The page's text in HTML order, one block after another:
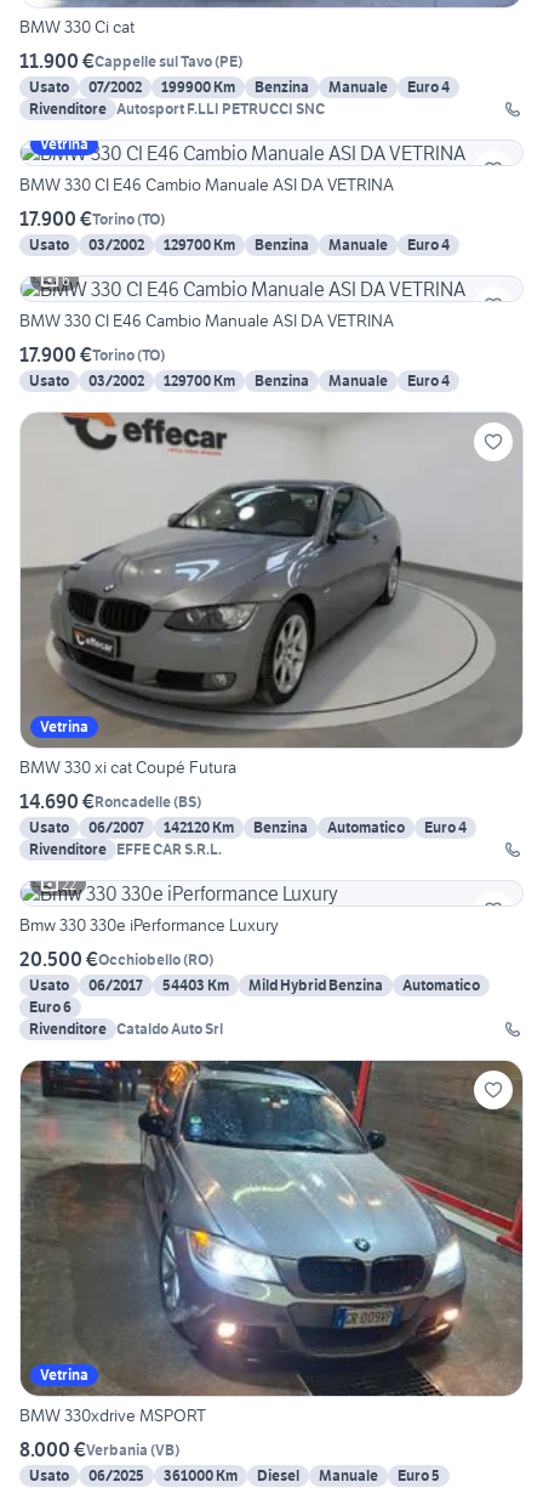
BMW 330 Ci cat
11.900 €Cappelle sul Tavo(PE)
Usato
07/2002 199900 Km Benzina Manuale
Euro 4
Rivenditore
Autosport F.LLI PETRUCCI SNC
Vetrina
BMW 330 CI E46 Cambio Manuale ASI DA VETRINA
17.900 €Torino(TO)
Usato
03/2002 129700 Km Benzina Manuale
Euro 4
6
BMW 330 CI E46 Cambio Manuale ASI DA VETRINA
17.900 €Torino(TO)
Usato
03/2002 129700 Km Benzina Manuale Euro 4
Vetrina
BMW 330 xi cat Coupé Futura
14.690 €Roncadelle(BS)
Usato
06/2007 142120 Km Benzina Automatico
Euro 4
Rivenditore EFFE CAR S.R.L.
22
Bmw 330 330e iPerformance Luxury
20.500 €Occhiobello(RO)
Usato
06/2017 54403 Km Mild Hybrid Benzina
Automatico
Euro 6
Rivenditore Cataldo Auto Srl
Vetrina
BMW 330xdrive MSPORT
8.000 €Verbania (VB)
Usato
06/2025 361000 Km Diesel Manuale Euro 5